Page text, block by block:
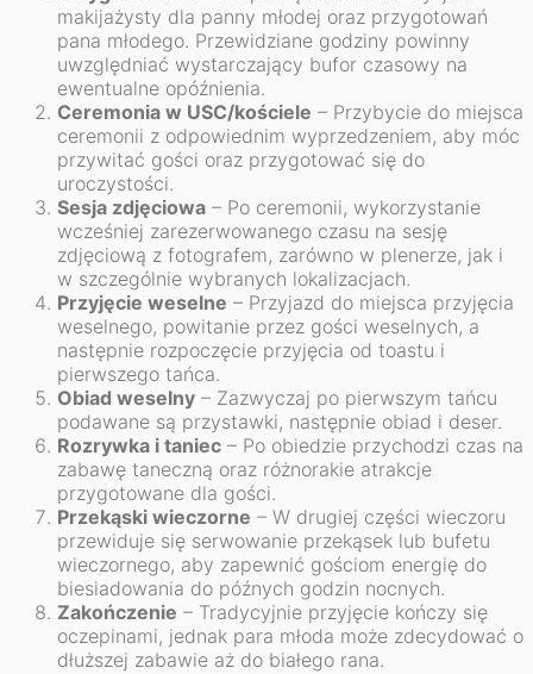
makijażysty dla panny młodej oraz przygotowań
pana młodego. Przewidziane godziny powinny
uwzględniać wystarczający bufor czasowy na
ewentualne opóźnienia.
Ceremonia w USC/kościele – Przybycie do miejsca
ceremonii z odpowiednim wyprzedzeniem, aby móc
przywitać gości oraz przygotować się do
uroczystości.
Sesja zdjęciowa – Po ceremonii, wykorzystanie
wcześniej zarezerwowanego czasu na sesję
zdjęciową z fotografem, zarówno w plenerze, jak i
w szczególnie wybranych lokalizacjach.
Przyjęcie weselne – Przyjazd do miejsca przyjęcia
weselnego, powitanie przez gości weselnych, a
następnie rozpoczęcie przyjęcia od toastu i
pierwszego tańca.
Obiad weselny – Zazwyczaj po pierwszym tańcu
podawane są przystawki, następnie obiad i deser.
Rozrywka i taniec – Po obiedzie przychodzi czas na
zabawę taneczną oraz różnorakie atrakcje
przygotowane dla gości.
Przekąski wieczorne – W drugiej części wieczoru
przewiduje się serwowanie przekąsek lub bufetu
wieczornego, aby zapewnić gościom energię do
biesiadowania do późnych godzin nocnych.
Zakończenie – Tradycyjnie przyjęcie kończy się
oczepinami, jednak para młoda może zdecydować o
dłuższej zabawie aż do białego rana.